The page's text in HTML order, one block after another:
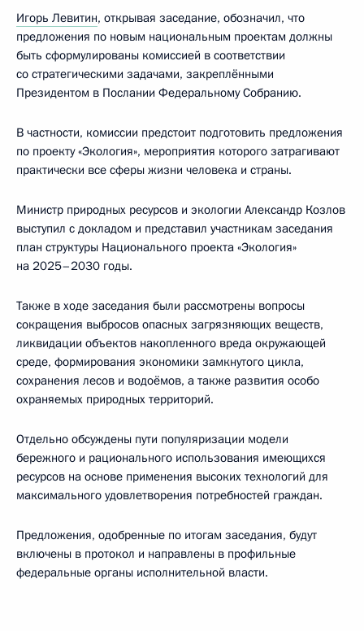
Игорь Левитин, открывая заседание, обозначил, что
предложения по новым национальным проектам должны
быть сформулированы комиссией в соответствии
со стратегическими задачами, закреплёнными
Президентом в Послании Федеральному Собранию.
В частности, комиссии предстоит подготовить предложения
по проекту «Экология», мероприятия которого затрагивают
практически все сферы жизни человека и страны.
Министр природных ресурсов и экологии Александр Козлов
выступил с докладом и представил участникам заседания
план структуры Национального проекта «Экология»
на 2025–2030 годы.
Также в ходе заседания были рассмотрены вопросы
сокращения выбросов опасных загрязняющих веществ,
ликвидации объектов накопленного вреда окружающей
среде, формирования экономики замкнутого цикла,
сохранения лесов и водоёмов, а также развития особо
охраняемых природных территорий.
Отдельно обсуждены пути популяризации модели
бережного и рационального использования имеющихся
ресурсов на основе применения высоких технологий для
максимального удовлетворения потребностей граждан.
Предложения, одобренные по итогам заседания, будут
включены в протокол и направлены в профильные
федеральные органы исполнительной власти.